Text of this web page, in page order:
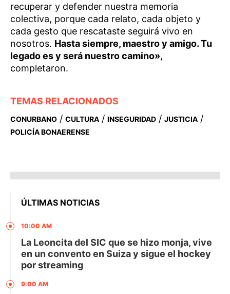
recuperar y defender nuestra memoria
colectiva, porque cada relato, cada objeto y
cada gesto que rescataste seguirá vivo en
nosotros. Hasta siempre, maestro y amigo. Tu
legado es y será nuestro camino»,
completaron.
TEMAS RELACIONADOS
CONURBANO / CULTURA / INSEGURIDAD / JUSTICIA /
POLICÍA BONAERENSE
ÚLTIMAS NOTICIAS
10:00 AM
La Leoncita del SIC que se hizo monja, vive
en un convento en Suiza y sigue el hockey
por streaming
9:00 AM